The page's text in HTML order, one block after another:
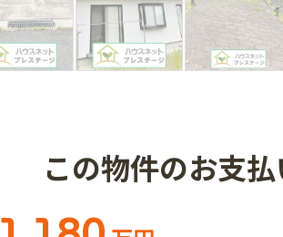
この物件のお支